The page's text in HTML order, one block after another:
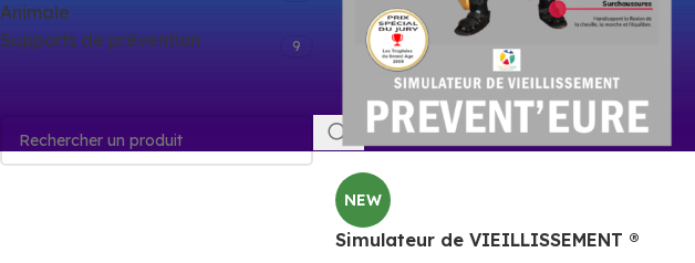
Animale
Supports de prévention 9
NEW
Simulateur de VIEILLISSEMENT ®